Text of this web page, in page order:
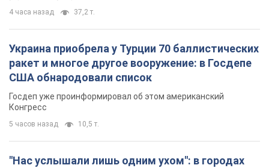
4 часа назад 37,2 т.
Украина приобрела у Турции 70 баллистических
ракет и многое другое вооружение: в Госдепе
США обнародовали список
Госдеп уже проинформировал об этом американский
Конгресс
5 часов назад 10,5 т.
"Нас услышали лишь одним ухом": в городах